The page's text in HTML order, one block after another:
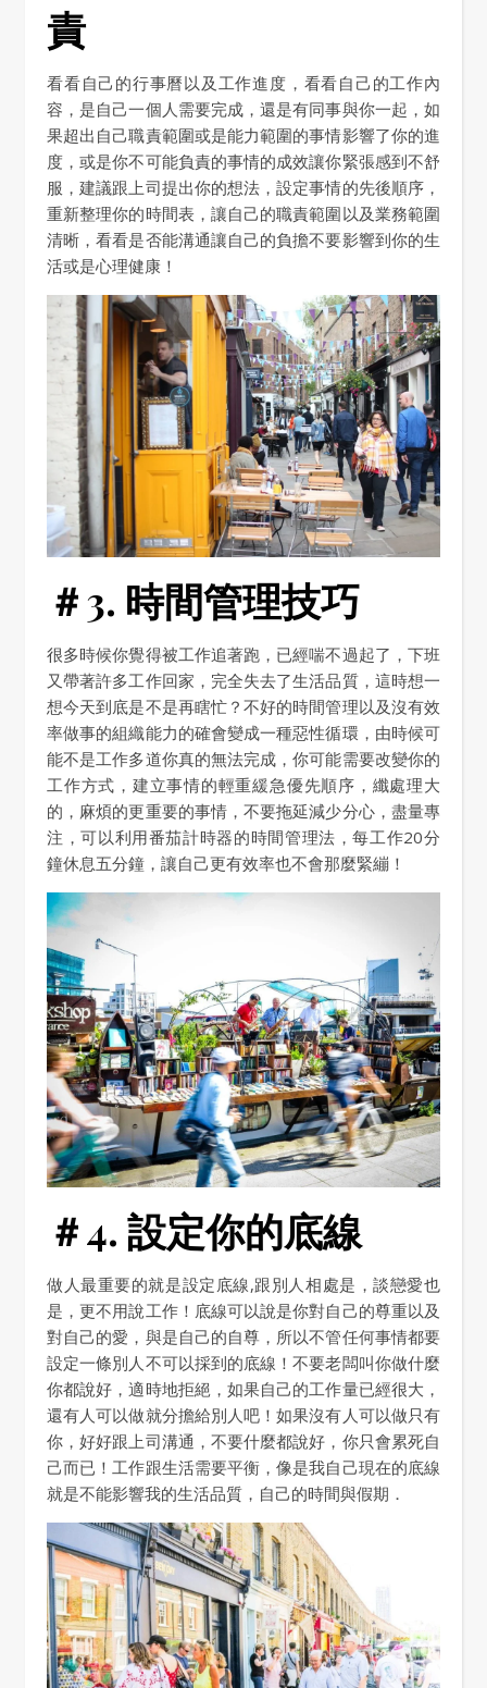
責
看看自己的行事曆以及工作進度，看看自己的工作內
容，是自己一個人需要完成，還是有同事與你一起，如
果超出自己職責範圍或是能力範圍的事情影響了你的進
度，或是你不可能負責的事情的成效讓你緊張感到不舒
服，建議跟上司提出你的想法，設定事情的先後順序，
重新整理你的時間表，讓自己的職責範圍以及業務範圍
清晰，看看是否能溝通讓自己的負擔不要影響到你的生
活或是心理健康！
＃3. 時間管理技巧
很多時候你覺得被工作追著跑，已經喘不過起了，下班
又帶著許多工作回家，完全失去了生活品質，這時想一
想今天到底是不是再瞎忙？不好的時間管理以及沒有效
率做事的組織能力的確會變成一種惡性循環，由時候可
能不是工作多道你真的無法完成，你可能需要改變你的
工作方式，建立事情的輕重緩急優先順序，纖處理大
的，麻煩的更重要的事情，不要拖延減少分心，盡量專
注，可以利用番茄計時器的時間管理法，每工作20分
鐘休息五分鐘，讓自己更有效率也不會那麼緊繃！
＃4. 設定你的底線
做人最重要的就是設定底線,跟別人相處是，談戀愛也
是，更不用說工作！底線可以說是你對自己的尊重以及
對自己的愛，與是自己的自尊，所以不管任何事情都要
設定一條別人不可以採到的底線！不要老闆叫你做什麼
你都說好，適時地拒絕，如果自己的工作量已經很大，
還有人可以做就分擔給別人吧！如果沒有人可以做只有
你，好好跟上司溝通，不要什麼都說好，你只會累死自
己而已！工作跟生活需要平衡，像是我自己現在的底線
就是不能影響我的生活品質，自己的時間與假期．